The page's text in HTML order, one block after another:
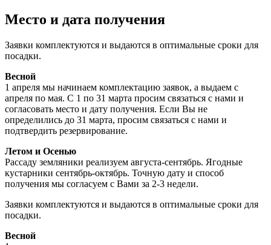
Место и дата получения
Заявки комплектуются и выдаются в оптимальные сроки для
посадки.
Весной
1 апреля мы начинаем комплектацию заявок, а выдаем с
апреля по мая. С 1 по 31 марта просим связаться с нами и
согласовать место и дату получения. Если Вы не
определились до 31 марта, просим связаться с нами и
подтвердить резервирование.
Летом и Осенью
Рассаду земляники реализуем августа-сентябрь. Ягодные
кустарники сентябрь-октябрь. Точную дату и способ
получения мы согласуем с Вами за 2-3 недели.
Заявки комплектуются и выдаются в оптимальные сроки для
посадки.
Весной